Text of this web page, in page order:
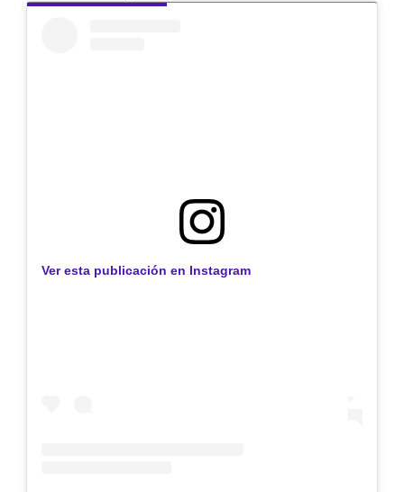
Ver esta publicación en Instagram